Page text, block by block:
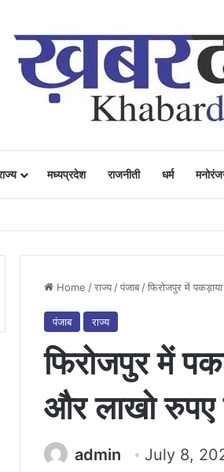
मध्यप्रदेश राजनीती धर्म
में उत्साह, नैनो डीएपी और नैनो यूरिया बने किसानों के
Home /राज्य /पंजाब /फिरोजपुर में
पंजाब राज्य
फिरोजपुर में
और लाखो रुपए
admin July 8,